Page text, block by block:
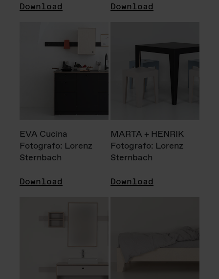
Download Download
EVA Cucina
Fotografo: Lorenz
Sternbach
Download
MARTA + HENRIK
Fotografo: Lorenz
Sternbach
Download